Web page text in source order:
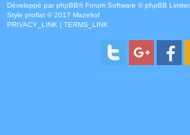
Développé par phpBB® Forum Software © phpBB
Style proflat © 2017 Mazeltof
PRIVACY_LINK | TERMS_LINK